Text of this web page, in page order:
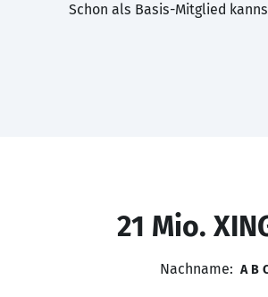
Schon als Basis-Mitglied
21 Mio.
Nachname: A B